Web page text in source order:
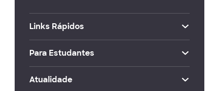
Links Rápidos
Para Estudantes
Atualidade